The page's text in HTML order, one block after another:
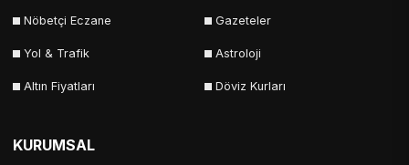
Nöbetçi Eczane Gazeteler
Yol & Trafik Astroloji
Altın Fiyatları Döviz Kurları
KURUMSAL